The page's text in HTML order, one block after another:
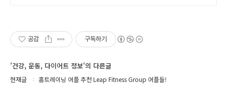
공감 구독하기
'건강, 운동, 다이어트 정보'의 다른글
현재글 홈트레이닝 어플 추천 Leap Fitness Group 어플들!